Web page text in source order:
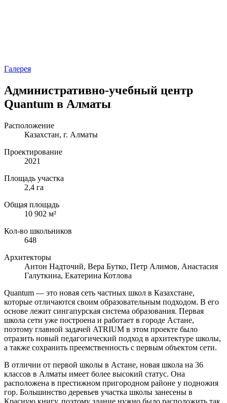
Галерея
Административно-учебный центр
Quantum в Алматы
Расположение
Казахстан, г. Алматы
Проектирование
2021
Площадь участка
2,4 га
Общая площадь
10 902 м²
Кол-во школьников
648
Архитекторы
Антон Надточий, Вера Бутко, Петр Алимов, Анастасия
Галуткина, Екатерина Котлова
Quantum — это новая сеть частных школ в Казахстане,
которые отличаются своим образовательным подходом. В его
основе лежит сингапурская система образования. Первая
школа сети уже построена и работает в городе Астане,
поэтому главной задачей ATRIUM в этом проекте было
отразить новый педагогический подход в архитектуре школы,
а также сохранить преемственность с первым объектом сети.
В отличии от первой школы в Астане, новая школа на 36
классов в Алматы имеет более высокий статус. Она
расположена в престижном пригородном районе у подножия
гор. Большинство деревьев участка школы занесены в
Красную книгу, поэтому здание нужно было расположить так,